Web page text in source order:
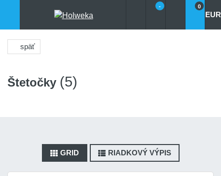
- 0
EUR
späť
Štetočky (5)
GRID RIADKOVÝ VÝPIS